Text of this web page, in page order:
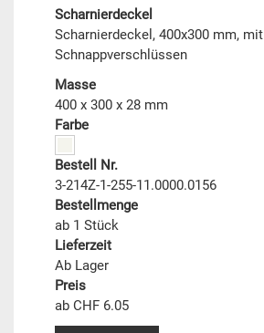
Scharnierdeckel
Scharnierdeckel, 400x300 mm, mit
Schnappverschlüssen
Masse
400 x 300 x 28 mm
Farbe
Bestell Nr.
3-214Z-1-255-11.0000.0156
Bestellmenge
ab 1 Stück
Lieferzeit
Ab Lager
Preis
ab CHF 6.05